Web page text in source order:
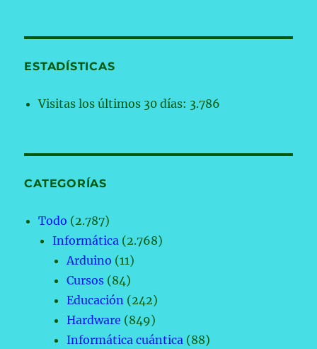
ESTADÍSTICAS
Visitas los últimos 30 días: 3.786
CATEGORÍAS
Todo (2.787)
Informática (2.768)
Arduino (11)
Cursos (84)
Educación (242)
Hardware (849)
Informática cuántica (88)